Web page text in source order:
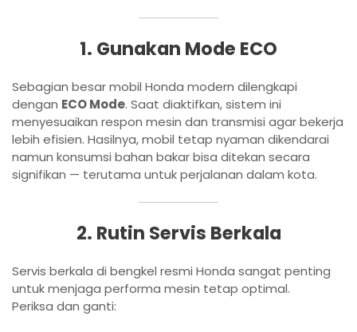
1. Gunakan Mode ECO
Sebagian besar mobil Honda modern dilengkapi
dengan ECO Mode. Saat diaktifkan, sistem ini
menyesuaikan respon mesin dan transmisi agar bekerja
lebih efisien. Hasilnya, mobil tetap nyaman dikendarai
namun konsumsi bahan bakar bisa ditekan secara
signifikan — terutama untuk perjalanan dalam kota.
2. Rutin Servis Berkala
Servis berkala di bengkel resmi Honda sangat penting
untuk menjaga performa mesin tetap optimal.
Periksa dan ganti: